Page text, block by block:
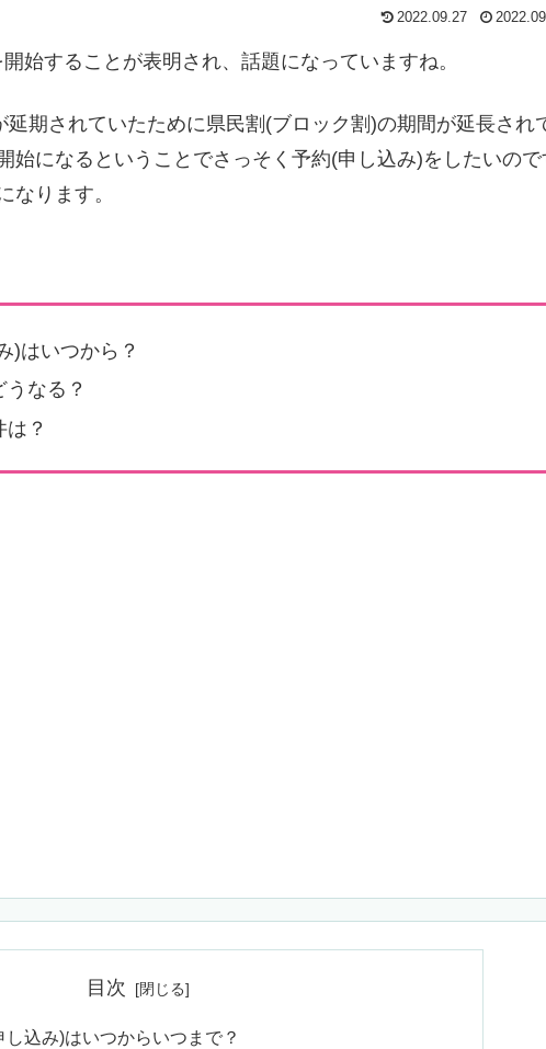
2022.09.27
始することが表明され、話題になっていますね。
期されていたために県民割(ブロック割)の期間が延長され
始になるということでさっそく予約(申し込み)をしたいので
なります。
)はいつから？
なる？
？
目次
込み)はいつからいつまで？